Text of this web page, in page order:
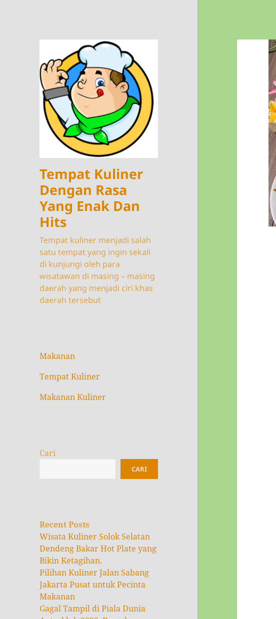
Tempat Kuliner
Dengan Rasa
Yang Enak Dan
Hits
Tempat kuliner menjadi salah
satu tempat yang ingin sekali
di kunjungi oleh para
wisatawan di masing – masing
daerah yang menjadi ciri khas
daerah tersebut
Makanan
Tempat Kuliner
Makanan Kuliner
Cari
CARI
Recent Posts
Wisata Kuliner Solok Selatan
Dendeng Bakar Hot Plate yang
Bikin Ketagihan.
Pilihan Kuliner Jalan Sabang
Jakarta Pusat untuk Pecinta
Makanan
Gagal Tampil di Piala Dunia